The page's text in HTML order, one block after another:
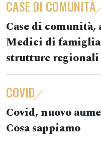
CASE DI COMUNITÀ
Case di
Medici di
strutture regionali
COVID
Covid, nuovo
Cosa sappiamo